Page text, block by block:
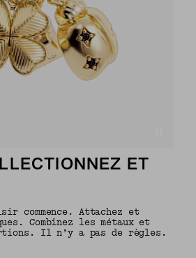
ET
commence. Attachez et
Combinez les métaux et
Il n’y a pas de règles.